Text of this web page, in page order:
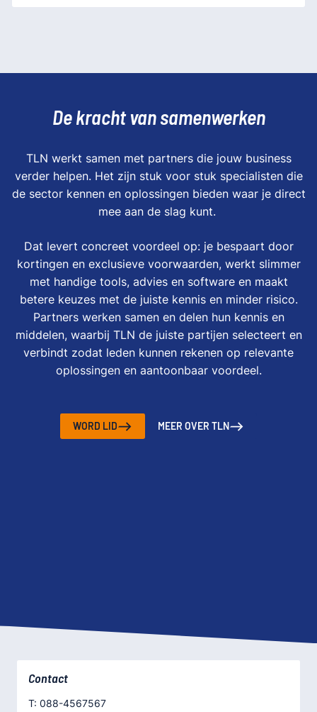
De kracht van samenwerken
TLN werkt samen met partners die jouw business
verder helpen. Het zijn stuk voor stuk specialisten die
de sector kennen en oplossingen bieden waar je direct
mee aan de slag kunt.
Dat levert concreet voordeel op: je bespaart door
kortingen en exclusieve voorwaarden, werkt slimmer
met handige tools, advies en software en maakt
betere keuzes met de juiste kennis en minder risico.
Partners werken samen en delen hun kennis en
middelen, waarbij TLN de juiste partijen selecteert en
verbindt zodat leden kunnen rekenen op relevante
oplossingen en aantoonbaar voordeel.
WORD LID MEER OVER TLN
Contact
T: 088-4567567